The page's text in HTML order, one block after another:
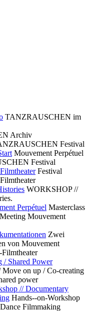
TANZRAUSCHEN im
Archiv
Festival
Mouvement Perpétuel
Festival
Festival
WORKSHOP //
Perpétuel Masterclass
Mouvement
Zwei
von Mouvement
Filmtheater
/ Shared Power
on up / Co-creating
power
// Documentary
Hands--on-Workshop
Filmmaking